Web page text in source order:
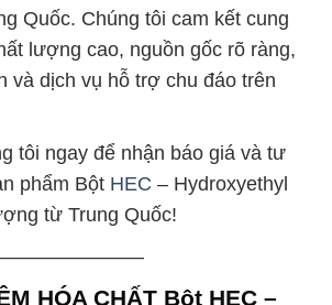
Quốc. Chúng tôi cam kết cung
lượng cao, nguồn gốc rõ ràng,
và dịch vụ hỗ trợ chu đáo trên
tôi ngay để nhận báo giá và tư
phẩm Bột HEC – Hydroxyethyl
từ Trung Quốc!
HÓA CHẤT Bột HEC –